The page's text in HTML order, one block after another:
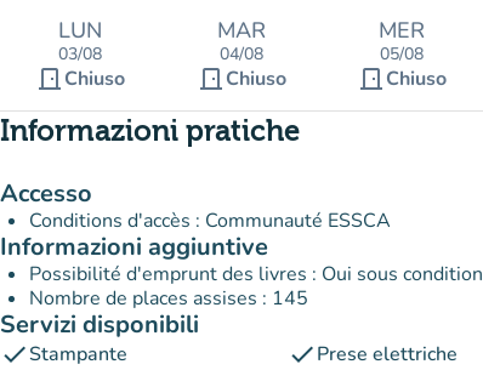
LUN
03/08
door_front Chiuso
MAR
04/08
door_front Chiuso
MER
05/08
door_front Chiuso
Informazioni pratiche
Accesso
Conditions d'accès : Communauté ESSCA
Informazioni aggiuntive
Possibilité d'emprunt des livres : Oui sous condition
Nombre de places assises : 145
Servizi disponibili
checkStampante checkPrese elettriche